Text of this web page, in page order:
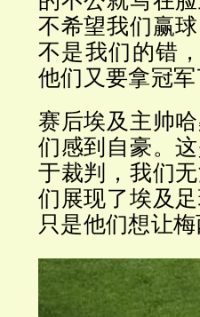
不希望我们赢
不是我们的错
他们又要拿冠军
赛后埃及主帅
们感到自豪。
于裁判，我们
们展现了埃及
只是他们想让梅